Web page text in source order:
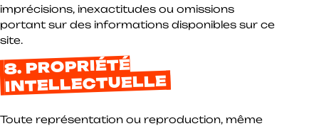
imprécisions, inexactitudes ou omissions
portant sur des informations disponibles sur ce
site.
8. PROPRIÉTÉ
INTELLECTUELLE
Toute représentation ou reproduction, même